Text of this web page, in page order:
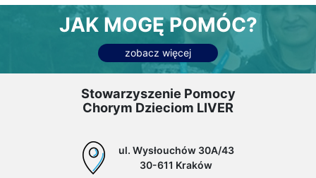
JAK MOGĘ POMÓC?
zobacz więcej
Stowarzyszenie Pomocy
Chorym Dzieciom LIVER
ul. Wysłouchów 30A/43
30-611 Kraków